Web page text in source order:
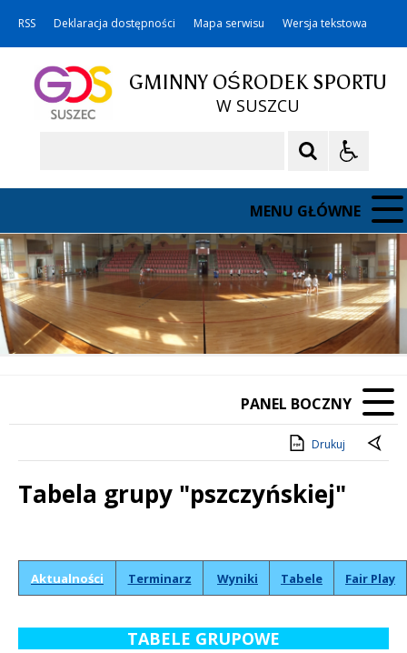
RSS Deklaracja dostępności Mapa serwisu Wersja tekstowa
GMINNY OŚRODEK SPORTU
W SUSZCU
MENU GŁÓWNE
PANEL BOCZNY
Drukuj
Tabela grupy "pszczyńskiej"
Aktualności Terminarz Wyniki Tabele Fair Play
TABELE GRUPOWE